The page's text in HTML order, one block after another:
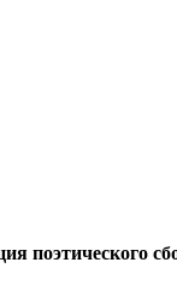
поэтического